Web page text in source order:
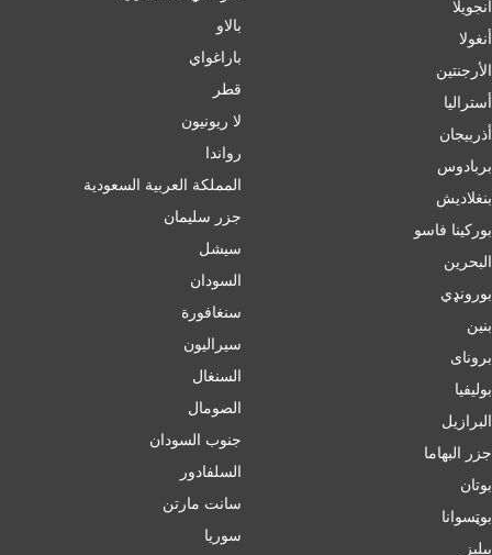
أنجويلا
أنغولا
الأرجنتين
أسترالیا
أذربيجان
بربادوس
بنغلاديش
بورکینا فاسو
البحرين
بورونډي
بنين
برونای
بوليفيا
البرازيل
جزر البهاما
بوتان
بوټسوانا
بيليز
بالاو
باراغواي
قطر
لا ريونيون
رواندا
المملكة العربية السعودية
جزر سليمان
سيشل
السودان
سنغافورة
سيراليون
السنغال
الصومال
جنوب السودان
السلفادور
سانت مارتن
سوريا